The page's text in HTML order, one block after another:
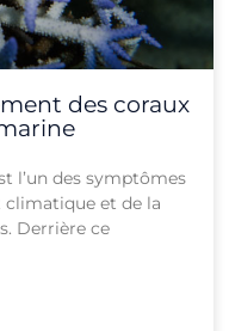
des coraux
l’un des symptômes
climatique et de la
Derrière ce